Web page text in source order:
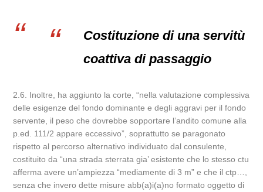
Costituzione di una servitù
coattiva di passaggio
2.6. Inoltre, ha aggiunto la corte, “nella valutazione complessiva
delle esigenze del fondo dominante e degli aggravi per il fondo
servente, il peso che dovrebbe sopportare l’andito comune alla
p.ed. 111/2 appare eccessivo”, soprattutto se paragonato
rispetto al percorso alternativo individuato dal consulente,
costituito da “una strada sterrata gia’ esistente che lo stesso ctu
afferma avere un’ampiezza “mediamente di 3 m” e che il ctp…,
senza che invero dette misure abb(a)i(a)no formato oggetto di